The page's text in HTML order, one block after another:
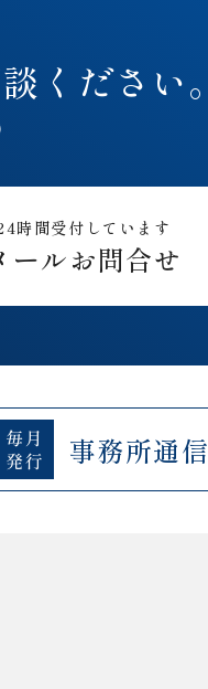
ください。
時間受付しています
ールお問合せ
事務所通信